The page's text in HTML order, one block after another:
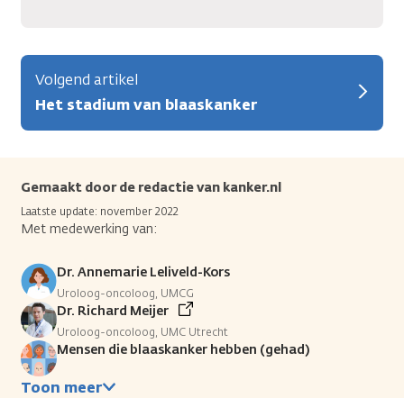
Volgend artikel
Het stadium van blaaskanker
Gemaakt door de redactie van kanker.nl
Laatste update: november 2022
Met medewerking van:
Dr. Annemarie Leliveld-Kors
Uroloog-oncoloog, UMCG
Dr. Richard Meijer
Uroloog-oncoloog, UMC Utrecht
Mensen die blaaskanker hebben (gehad)
Toon meer